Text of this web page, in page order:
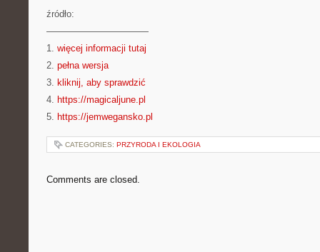
źródło:
———————————
1. więcej informacji tutaj
2. pełna wersja
3. kliknij, aby sprawdzić
4. https://magicaljune.pl
5. https://jemwegansko.pl
CATEGORIES: PRZYRODA I EKOLOGIA
Comments are closed.